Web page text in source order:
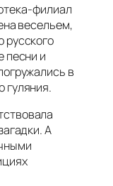
филиал
весельем,
русского
песни и
в
гуляния.
А